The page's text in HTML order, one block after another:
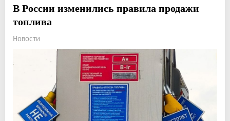
В России изменились правила продажи
топлива
Новости